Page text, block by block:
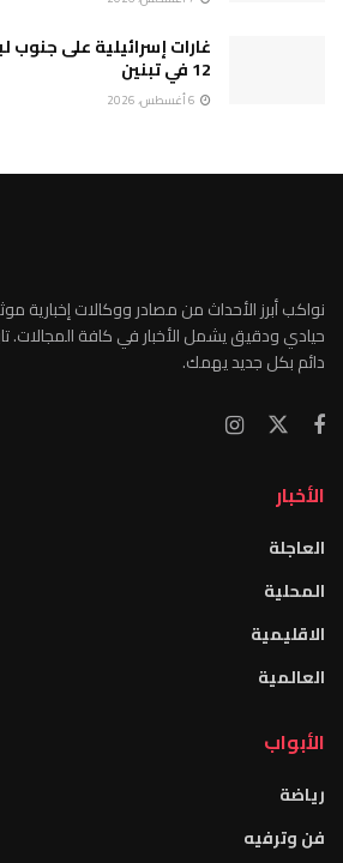
غارات إسرائيلية على
12 في تبنين
نواكب أبرز الأحداث من مصادر ووكالات إخبارية
حيادي ودقيق يشمل الأخبار في كافة المجالات.
دائم بكل جديد يهمك.
الأخبار
العاجلة
المحلية
الاقليمية
العالمية
الأبواب
رياضة
فن وترفيه